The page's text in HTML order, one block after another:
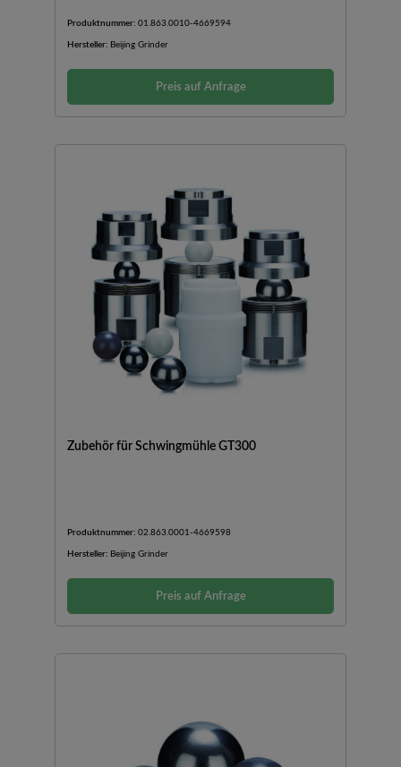
Produktnummer: 01.863.0010-4669594
Hersteller: Beijing Grinder
Preis auf Anfrage
Zubehör für Schwingmühle GT300
Produktnummer: 02.863.0001-4669598
Hersteller: Beijing Grinder
Preis auf Anfrage